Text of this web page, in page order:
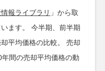
報ライブラリ 」から取
ます。 今半期、前半期
平均価格の比較。 売却
間の売却平均価格の動